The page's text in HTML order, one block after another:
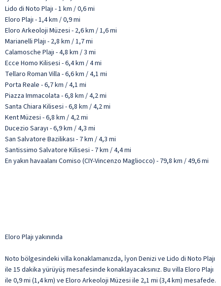
Lido di Noto Plajı - 1 km / 0,6 mi
Eloro Plajı - 1,4 km / 0,9 mi
Eloro Arkeoloji Müzesi - 2,6 km / 1,6 mi
Marianelli Plajı - 2,8 km / 1,7 mi
Calamosche Plajı - 4,8 km / 3 mi
Ecce Homo Kilisesi - 6,4 km / 4 mi
Tellaro Roman Villa - 6,6 km / 4,1 mi
Porta Reale - 6,7 km / 4,1 mi
Piazza Immacolata - 6,8 km / 4,2 mi
Santa Chiara Kilisesi - 6,8 km / 4,2 mi
Kent Müzesi - 6,8 km / 4,2 mi
Ducezio Sarayı - 6,9 km / 4,3 mi
San Salvatore Bazilikası - 7 km / 4,3 mi
Santissimo Salvatore Kilisesi - 7 km / 4,4 mi
En yakın havaalanı Comiso (CIY-Vincenzo Magliocco) - 79,8 km / 49,6 mi
Eloro Plajı yakınında
Noto bölgesindeki villa konaklamanızda, İyon Denizi ve Lido di Noto Plajı
ile 15 dakika yürüyüş mesafesinde konaklayacaksınız. Bu villa Eloro Plajı
ile 0,9 mi (1,4 km) ve Eloro Arkeoloji Müzesi ile 2,1 mi (3,4 km) mesafede.